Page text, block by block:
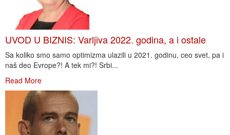
UVOD U BIZNIS: Varljiva 2022. godina, a i ostale
Sa koliko smo samo optimizma ulazili u 2021. godinu, ceo svet, pa i
naš deo Evrope?! A tek mi?! Srbi...
Read More